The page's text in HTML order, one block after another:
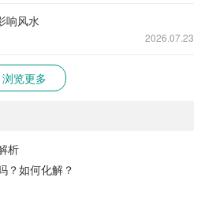
响风水
2026.07.23
浏览更多
析
？如何化解？